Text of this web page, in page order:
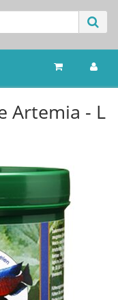
Artemia - L